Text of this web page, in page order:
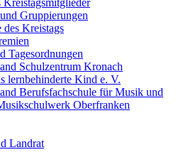
Kreistagsmitglieder
Gruppierungen
des Kreistags
Tagesordnungen
Schulzentrum Kronach
lernbehinderte Kind e. V.
Berufsfachschule für Musik und
Oberfranken
Landrat